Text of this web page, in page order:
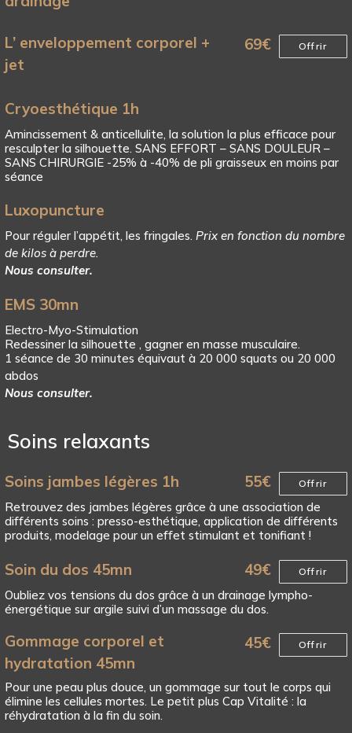
L’ enveloppement corporel +
jet
69€ Offrir
Cryoesthétique 1h
Amincissement & anticellulite, la solution la plus efficace pour
resculpter la silhouette. SANS EFFORT – SANS DOULEUR –
SANS CHIRURGIE -25% à -40% de pli graisseux en moins par
séance
Luxopuncture
Pour réguler l’appétit, les fringales.Prix en fonction du nombre
de kilos à perdre.
Nous consulter.
EMS 30mn
Electro-Myo-Stimulation
Redessiner la silhouette , gagner en masse musculaire.
1 séance de 30 minutes équivaut à 20 000 squats ou 20 000
abdos
Nous consulter.
Soins relaxants
Soins jambes légères 1h 55€ Offrir
Retrouvez des jambes légères grâce à une association de
différents soins : presso-esthétique, application de différents
produits, modelage pour un effet stimulant et tonifiant !
Soin du dos 45mn 49€ Offrir
Oubliez vos tensions du dos grâce à un drainage lympho-
énergétique sur argile suivi d’un massage du dos.
Gommage corporel et
hydratation 45mn
45€ Offrir
Pour une peau plus douce, un gommage sur tout le corps qui
élimine les cellules mortes. Le petit plus Cap Vitalité : la
réhydratation à la fin du soin.